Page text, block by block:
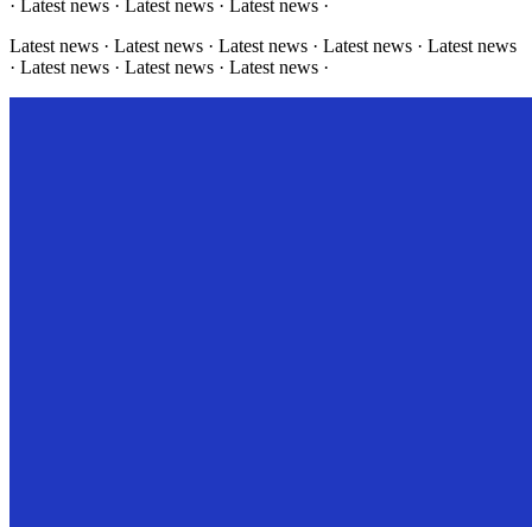
· Latest news · Latest news · Latest news ·
Latest news · Latest news · Latest news · Latest news · Latest news
· Latest news · Latest news · Latest news ·